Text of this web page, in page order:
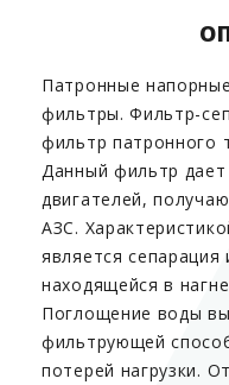
Патронные
фильтры. Фильтр-
фильтр патронного
Данный фильтр
двигателей,
АЗС.
является
находящейся в
Поглощение воды
фильтрующей
потерей нагрузки.